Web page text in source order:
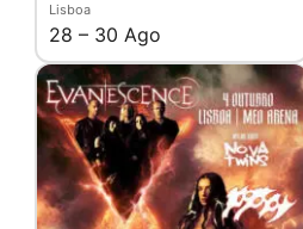
Lisboa
28 – 30 Ago